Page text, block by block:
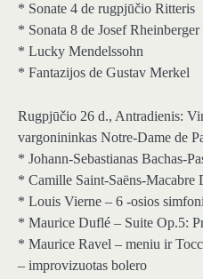
* Sonate 4 de rugpjūčio Ritteris
* Sonata 8 de Josef Rheinberger
* Lucky Mendelssohn
* Fantazijos de Gustav Merkel
Rugpjūčio 26 d., Antradienis:
vargonininkas Notre-Dame de
* Johann-Sebastianas Bachas-
* Camille Saint-Saëns-Macabre
* Louis Vierne – 6 -osios
* Maurice Duflé – Suite Op.5:
* Maurice Ravel – meniu ir
– improvizuotas bolero